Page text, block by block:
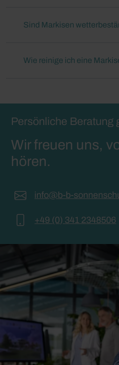
Sind Markisen
Wie reinige ich eine
Persönliche Beratung
Wir freuen uns,
hören.
info@b-b-
+49 (0) 341 2348506